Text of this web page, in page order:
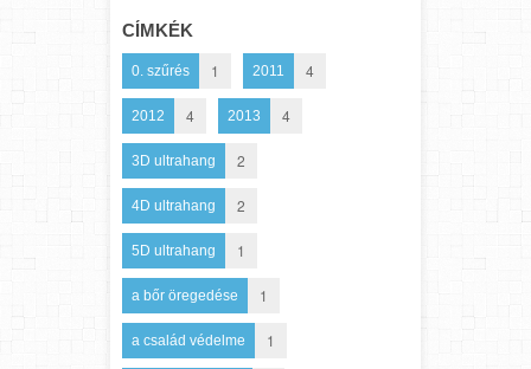
CÍMKÉK
0. szűrés 1 2011 4
2012 4 2013 4
3D ultrahang 2
4D ultrahang 2
5D ultrahang 1
a bőr öregedése 1
a család védelme 1